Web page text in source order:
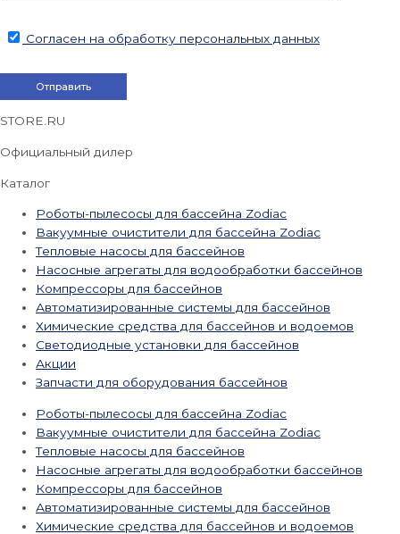
Согласен на обработку персональных данных
STORE.RU
Официальный дилер
Каталог
Роботы-пылесосы для бассейна Zodiac
Вакуумные очистители для бассейна Zodiac
Тепловые насосы для бассейнов
Насосные агрегаты для водообработки бассейнов
Компрессоры для бассейнов
Автоматизированные системы для бассейнов
Химические средства для бассейнов и водоемов
Светодиодные установки для бассейнов
Акции
Запчасти для оборудования бассейнов
Роботы-пылесосы для бассейна Zodiac
Вакуумные очистители для бассейна Zodiac
Тепловые насосы для бассейнов
Насосные агрегаты для водообработки бассейнов
Компрессоры для бассейнов
Автоматизированные системы для бассейнов
Химические средства для бассейнов и водоемов